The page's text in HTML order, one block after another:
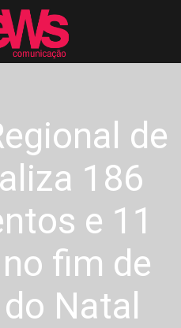
de
186
e 11
fim de
Natal